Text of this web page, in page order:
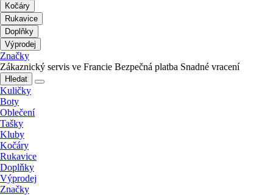
Kočáry
Rukavice
Doplňky
Výprodej
Značky
Zákaznický servis ve Francie Bezpečná platba Snadné vracení
Hledat
Kuličky
Boty
Oblečení
Tašky
Kluby
Kočáry
Rukavice
Doplňky
Výprodej
Značky